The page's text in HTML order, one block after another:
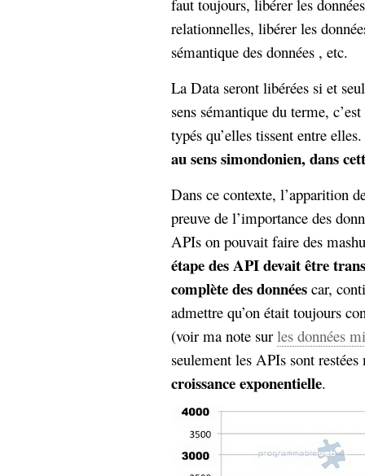
faut toujours, libérer les
relationnelles, libérer les
sémantique des données , etc.
La Data seront libérées si et
sens sémantique du terme,
typés qu’elles tissent entre elles.
au sens simondonien, dans
Dans ce contexte, l’apparition
preuve de l’importance des
APIs on pouvait faire des
étape des API devait être
complète des données car,
admettre qu’on était toujours
(voir ma note sur les données
seulement les APIs sont
croissance exponentielle.